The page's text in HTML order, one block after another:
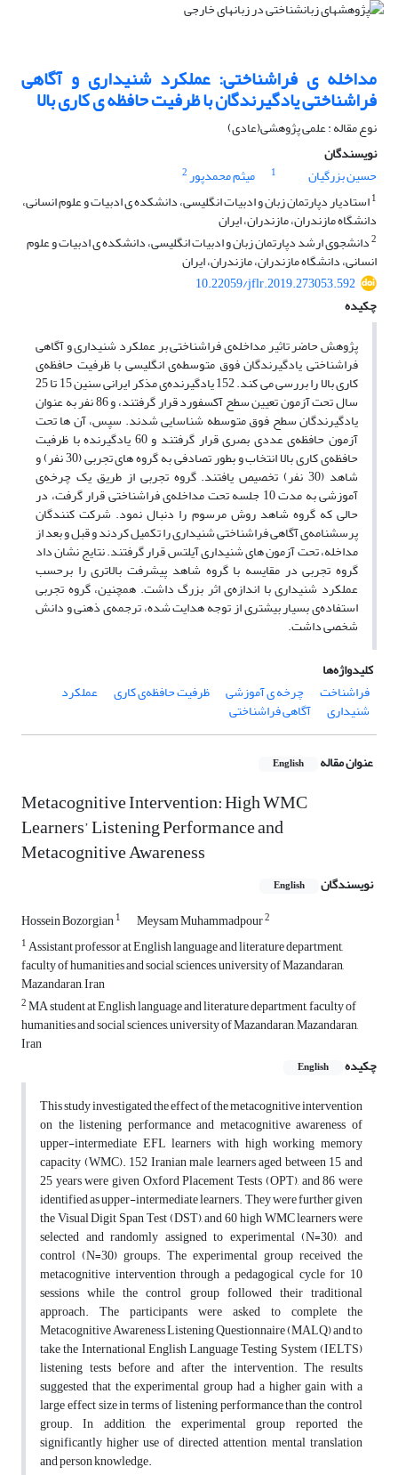
مداخله ی فراشناختی: عملکرد شنیداری و آگاهی
فراشناختی یادگیرندگان با ظرفیت حافظه ی کاری بالا
نوع مقاله : علمی پژوهشی(عادی)
نویسندگان
حسین بزرگیان
1 میثم محمدپور2
1استادیار دپارتمان زبان و ادبیات انگلیسی، دانشکده ی ادبیات و علوم انسانی،
دانشگاه مازندران، مازندران، ایران
2دانشجوی ارشد دپارتمان زبان و ادبیات انگلیسی، دانشکده ی ادبیات و علوم
انسانی، دانشگاه مازندران، مازندران، ایران
10.22059/jflr.2019.273053.592
چکیده
پژوهش حاضر تاثیر مداخله‌ی فراشناختی بر عملکرد شنیداری و آگاهی
فراشناختی یادگیرندگان فوق متوسطه‌ی انگلیسی با ظرفیت حافظه‌ی
کاری بالا را بررسی می کند. 152 یادگیرنده‌ی مذکر ایرانی سنین 15 تا 25
سال تحت آزمون تعیین سطح آکسفورد قرار گرفتند، و 86 نفر به عنوان
یادگیرندگان سطح فوق متوسطه شناسایی شدند. سپس، آن ها تحت
آزمون حافظه‌ی عددی بصری قرار گرفتند و 60 یادگیرنده‌ با ظرفیت
حافظه‌ی کاری بالا انتخاب و بطور تصادفی به گروه های تجربی (30 نفر) و
شاهد (30 نفر) تخصیص یافتند. گروه تجربی از طریق یک چرخه‌ی
آموزشی به مدت 10 جلسه تحت مداخله‌‌ی فراشناختی قرار گرفت، در
حالی که گروه شاهد روش مرسوم را دنبال نمود. شرکت کنندگان
پرسشنامه‌ی آگاهی فراشناختی شنیداری را تکمیل کردند و قبل و بعد از
مداخله، تحت آزمون های شنیداری آیلتس قرار گرفتند. نتایج نشان داد
گروه تجربی در مقایسه با گروه شاهد پیشرفت بالاتری را برحسب
عملکرد شنیداری با اندازه‌ی اثر بزرگ داشت. همچنین، گروه تجربی
استفاده‌ی بسیار بیشتری از توجه هدایت شده، ترجمه‌ی ذهنی و دانش
شخصی داشت.
کلیدواژه‌ها
فراشناخت
چرخه ی آموزشی ظرفیت حافظه‌ی کاری عملکرد
شنیداری آگاهی فراشناختی
عنوان مقاله English
Metacognitive Intervention: High WMC
Learners’ Listening Performance and
Metacognitive Awareness
نویسندگان English
Hossein Bozorgian1 Meysam Muhammadpour2
1Assistant professor at English language and literature department,
faculty of humanities and social sciences, university of Mazandaran,
Mazandaran, Iran
2MA student at English language and literature department, faculty of
humanities and social sciences, university of Mazandaran, Mazandaran,
Iran
چکیده
English
This study investigated the effect of the metacognitive intervention
on the listening performance and metacognitive awareness of
upper-intermediate EFL learners with high working memory
capacity (WMC). 152 Iranian male learners aged between 15 and
25 years were given Oxford Placement Tests (OPT), and 86 were
identified as upper-intermediate learners. They were further given
the Visual Digit Span Test (DST), and 60 high WMC learners were
selected and randomly assigned to experimental (N=30), and
control (N=30) groups. The experimental group received the
metacognitive intervention through a pedagogical cycle for 10
sessions while the control group followed their traditional
approach. The participants were asked to complete the
Metacognitive Awareness Listening Questionnaire (MALQ) and to
take the International English Language Testing System (IELTS)
listening tests before and after the intervention. The results
suggested that the experimental group had a higher gain with a
large effect size in terms of listening performance than the control
group. In addition, the experimental group reported the
significantly higher use of directed attention, mental translation
and person knowledge.